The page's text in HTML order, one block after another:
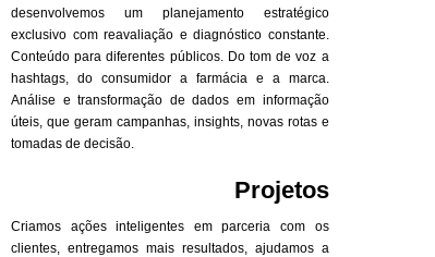
desenvolvemos um planejamento estratégico
exclusivo com reavaliação e diagnóstico constante.
Conteúdo para diferentes públicos. Do tom de voz a
hashtags, do consumidor a farmácia e a marca.
Análise e transformação de dados em informação
úteis, que geram campanhas, insights, novas rotas e
tomadas de decisão.
Projetos
Criamos ações inteligentes em parceria com os
clientes, entregamos mais resultados, ajudamos a